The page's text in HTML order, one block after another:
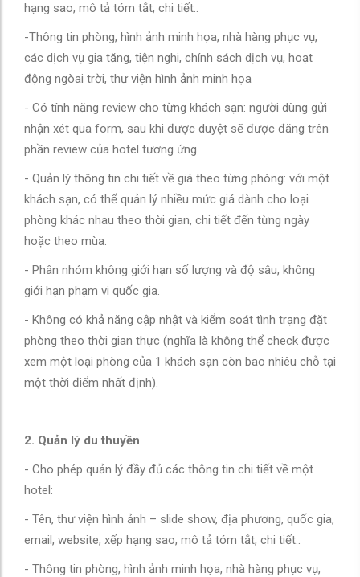
hạng sao, mô tả tóm tắt, chi tiết..
-Thông tin phòng, hình ảnh minh họa, nhà hàng phục vụ,
các dịch vụ gia tăng, tiện nghi, chính sách dịch vụ, hoạt
động ngòai trời, thư viện hình ảnh minh họa
- Có tính năng review cho từng khách sạn: người dùng gửi
nhận xét qua form, sau khi được duyệt sẽ được đăng trên
phần review của hotel tương ứng.
- Quản lý thông tin chi tiết về giá theo từng phòng: với một
khách sạn, có thể quản lý nhiều mức giá dành cho loại
phòng khác nhau theo thời gian, chi tiết đến từng ngày
hoặc theo mùa.
- Phân nhóm không giới hạn số lượng và độ sâu, không
giới hạn phạm vi quốc gia.
- Không có khả năng cập nhật và kiểm soát tình trạng đặt
phòng theo thời gian thực (nghĩa là không thể check được
xem một loại phòng của 1 khách sạn còn bao nhiêu chỗ tại
một thời điểm nhất định).
2. Quản lý du thuyền
- Cho phép quản lý đầy đủ các thông tin chi tiết về một
hotel:
- Tên, thư viện hình ảnh – slide show, địa phương, quốc gia,
email, website, xếp hạng sao, mô tả tóm tắt, chi tiết..
- Thông tin phòng, hình ảnh minh họa, nhà hàng phục vụ,